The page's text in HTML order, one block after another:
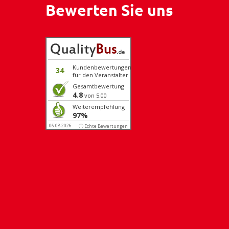
Bewerten Sie uns
34
Kundenbewertungen
für den Veranstalter
Gesamtbewertung
4.8von 5.00
Weiterempfehlung
97%
06.08.2026 ⓘ Echte Bewertungen